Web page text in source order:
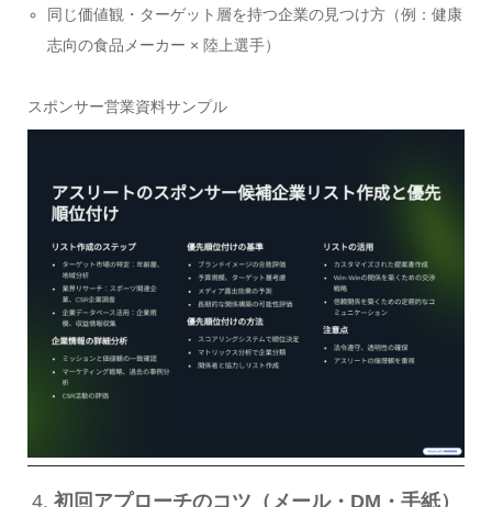
同じ価値観・ターゲット層を持つ企業の見つけ方（例：健康
志向の食品メーカー × 陸上選手）
スポンサー営業資料サンプル
4. 初回アプローチのコツ（メール・DM・手紙）